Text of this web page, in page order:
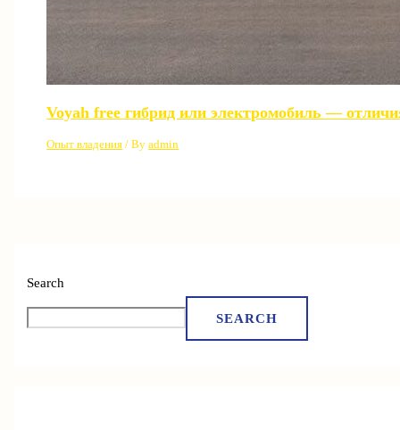
Search
SEARCH
Voyah free гибрид или электромобиль —
Опыт владения / Byadmin